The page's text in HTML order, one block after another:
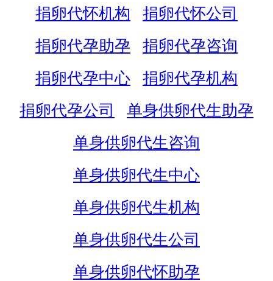
捐卵代怀机构
捐卵代怀公司
捐卵代孕助孕
捐卵代孕咨询
捐卵代孕中心
捐卵代孕机构
捐卵代孕公司
单身供卵代生助孕
单身供卵代生咨询
单身供卵代生中心
单身供卵代生机构
单身供卵代生公司
单身供卵代怀助孕